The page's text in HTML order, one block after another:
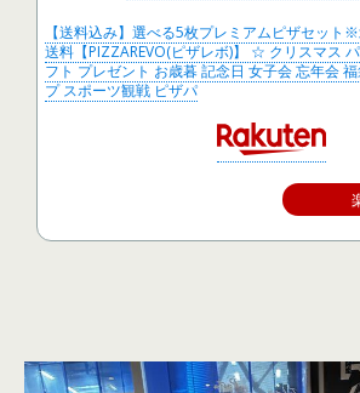
【送料込み】選べる5枚プレミアムピザセット
送料【PIZZAREVO(ピザレボ)】 ☆ クリスマス
フト プレゼント お歳暮 記念日 女子会 忘年会
プ スポーツ観戦 ピザパ